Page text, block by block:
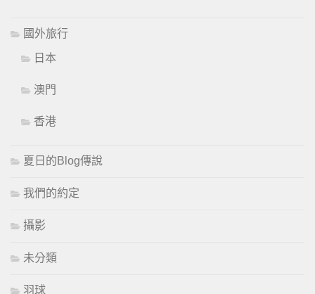
國外旅行
日本
澳門
香港
夏日的Blog傳說
我們的約定
攝影
未分類
羽球